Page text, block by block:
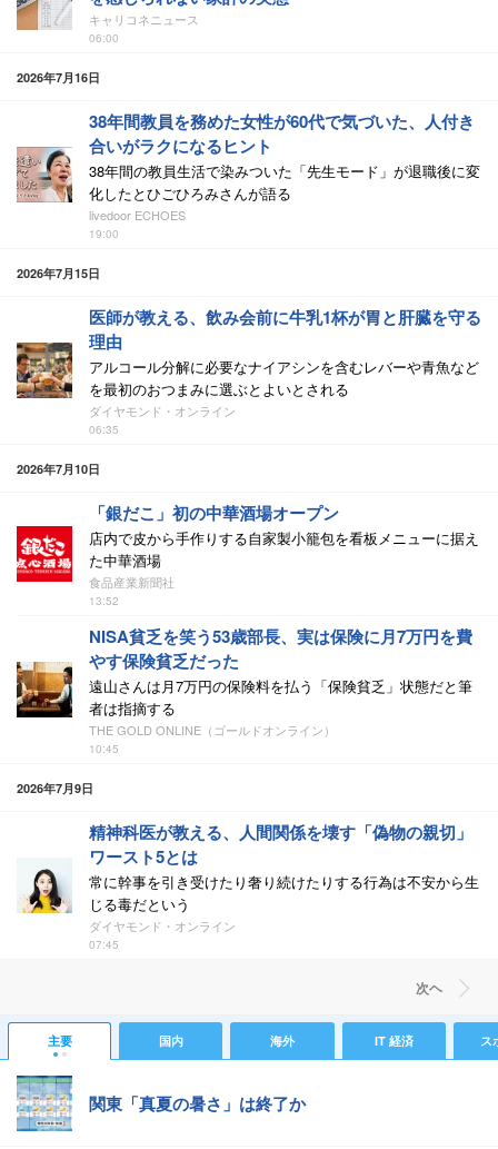
キャリコネニュース
06:00
2026年7月16日
38年間教員を務めた女性が60代で気づいた、人付き
合いがラクになるヒント
38年間の教員生活で染みついた「先生モード」が退職後に変
化したとひごひろみさんが語る
livedoor ECHOES
19:00
2026年7月15日
医師が教える、飲み会前に牛乳1杯が胃と肝臓を守る
理由
アルコール分解に必要なナイアシンを含むレバーや青魚など
を最初のおつまみに選ぶとよいとされる
ダイヤモンド・オンライン
06:35
2026年7月10日
「銀だこ」初の中華酒場オープン
店内で皮から手作りする自家製小籠包を看板メニューに据え
た中華酒場
食品産業新聞社
13:52
NISA貧乏を笑う53歳部長、実は保険に月7万円を費
やす保険貧乏だった
遠山さんは月7万円の保険料を払う「保険貧乏」状態だと筆
者は指摘する
THE GOLD ONLINE（ゴールドオンライン）
10:45
2026年7月9日
精神科医が教える、人間関係を壊す「偽物の親切」
ワースト5とは
常に幹事を引き受けたり奢り続けたりする行為は不安から生
じる毒だという
ダイヤモンド・オンライン
07:45
次ヘ
主要 国内 海外 IT 経済 ス
関東「真夏の暑さ」は終了か